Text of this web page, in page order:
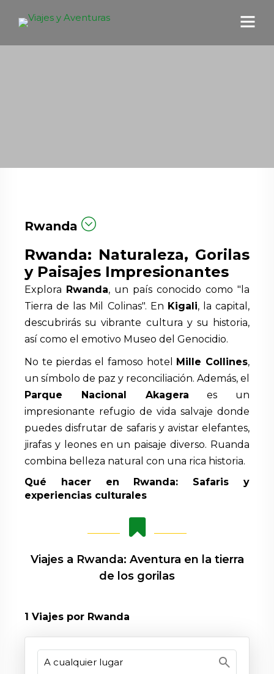
Rwanda
Rwanda: Naturaleza, Gorilas
y Paisajes Impresionantes
Explora Rwanda, un país conocido como "la
Tierra de las Mil Colinas". En Kigali, la capital,
descubrirás su vibrante cultura y su historia,
así como el emotivo Museo del Genocidio.
No te pierdas el famoso hotel Mille Collines,
un símbolo de paz y reconciliación. Además, el
Parque Nacional Akagera es un
impresionante refugio de vida salvaje donde
puedes disfrutar de safaris y avistar elefantes,
jirafas y leones en un paisaje diverso. Ruanda
combina belleza natural con una rica historia.
Qué hacer en Rwanda: Safaris y
experiencias culturales
Viajes a Rwanda: Aventura en la tierra
de los gorilas
1 Viajes por Rwanda
search